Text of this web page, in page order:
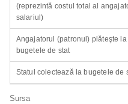
(reprezintă costul total al
salariul)
Angajatorul (patronul) plăteşte la
bugetele de stat
Statul colectează la bugetele de